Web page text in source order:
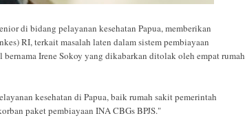
di bidang pelayanan kesehatan Papua, memberikan
RI, terkait masalah laten dalam sistem pembiayaan
Irene Sokoy yang dikabarkan ditolak oleh empat rumah
kesehatan di Papua, baik rumah sakit pemerintah
paket pembiayaan INA CBGs BPJS."